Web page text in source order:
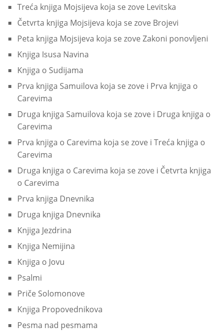
Treća knjiga Mojsijeva koja se zove Levitska
Četvrta knjiga Mojsijeva koja se zove Brojevi
Peta knjiga Mojsijeva koja se zove Zakoni ponovljeni
Knjiga Isusa Navina
Knjiga o Sudijama
Prva knjiga Samuilova koja se zove i Prva knjiga o
Carevima
Druga knjiga Samuilova koja se zove i Druga knjiga o
Carevima
Prva knjiga o Carevima koja se zove i Treća knjiga o
Carevima
Druga knjiga o Carevima koja se zove i Četvrta knjiga
o Carevima
Prva knjiga Dnevnika
Druga knjiga Dnevnika
Knjiga Jezdrina
Knjiga Nemijina
Knjiga o Jovu
Psalmi
Priče Solomonove
Knjiga Propovednikova
Pesma nad pesmama